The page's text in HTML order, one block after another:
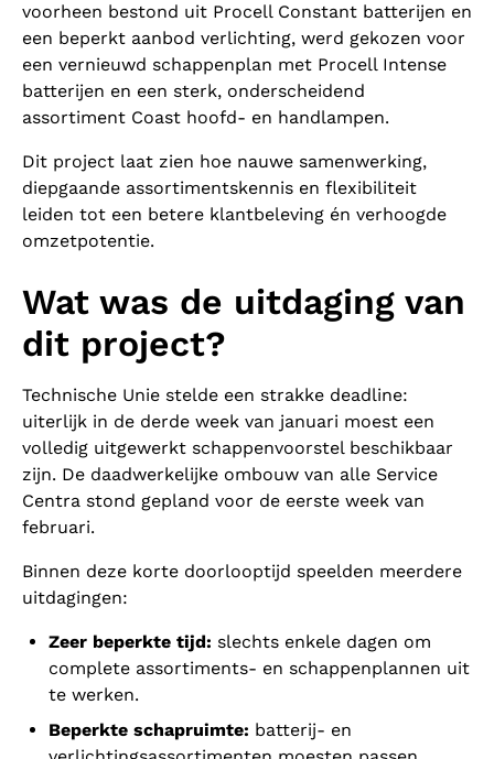
voorheen bestond uit Procell Constant batterijen en
een beperkt aanbod verlichting, werd gekozen voor
een vernieuwd schappenplan met Procell Intense
batterijen en een sterk, onderscheidend
assortiment Coast hoofd- en handlampen.
Dit project laat zien hoe nauwe samenwerking,
diepgaande assortimentskennis en flexibiliteit
leiden tot een betere klantbeleving én verhoogde
omzetpotentie.
Wat was de uitdaging van
dit project?
Technische Unie stelde een strakke deadline:
uiterlijk in de derde week van januari moest een
volledig uitgewerkt schappenvoorstel beschikbaar
zijn. De daadwerkelijke ombouw van alle Service
Centra stond gepland voor de eerste week van
februari.
Binnen deze korte doorlooptijd speelden meerdere
uitdagingen:
Zeer beperkte tijd: slechts enkele dagen om
complete assortiments- en schappenplannen uit
te werken.
Beperkte schapruimte: batterij- en